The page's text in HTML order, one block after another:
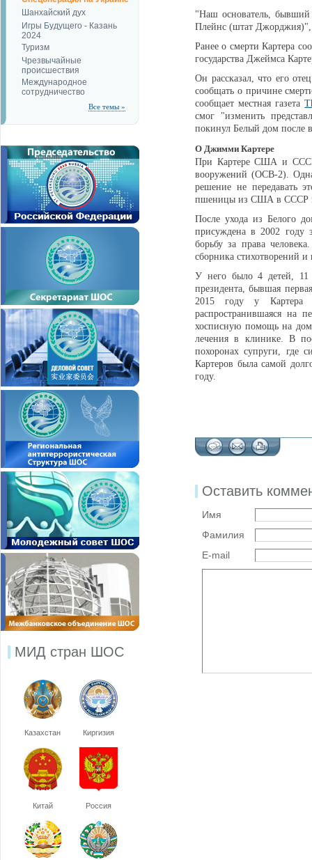
Шанхайский дух
Игры Будущего - Казань
2024
Туризм
Чрезвычайные
происшествия
Международное
сотрудничество
Все темы »
МИД стран ШОС
Казахстан Киргизия
Китай Россия
"Наш основатель,
Плейнс (штат Джорджия)",
Ранее о смерти Картера
государства Джеймса
Он рассказал, что его
сообщать о причине
сообщает местная газета
смог "изменить
покинул Белый дом после
О Джимми Картере
При Картере США и СССР
вооружений (ОСВ-2).
решение не передавать
пшеницы из США в СССР и
После ухода из Белого
присуждена в 2002 году
борьбу за права
сборника стихотворений
У него было 4 детей, 11
президента, бывшая
2015 году у Картера
распространившаяся на
хосписную помощь на
лечения в клинике. В
похоронах супруги, где
Картеров была самой
году.
Оставить
Имя
Фамилия
E-mail